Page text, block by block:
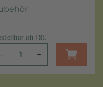
ab 1 St.
- +